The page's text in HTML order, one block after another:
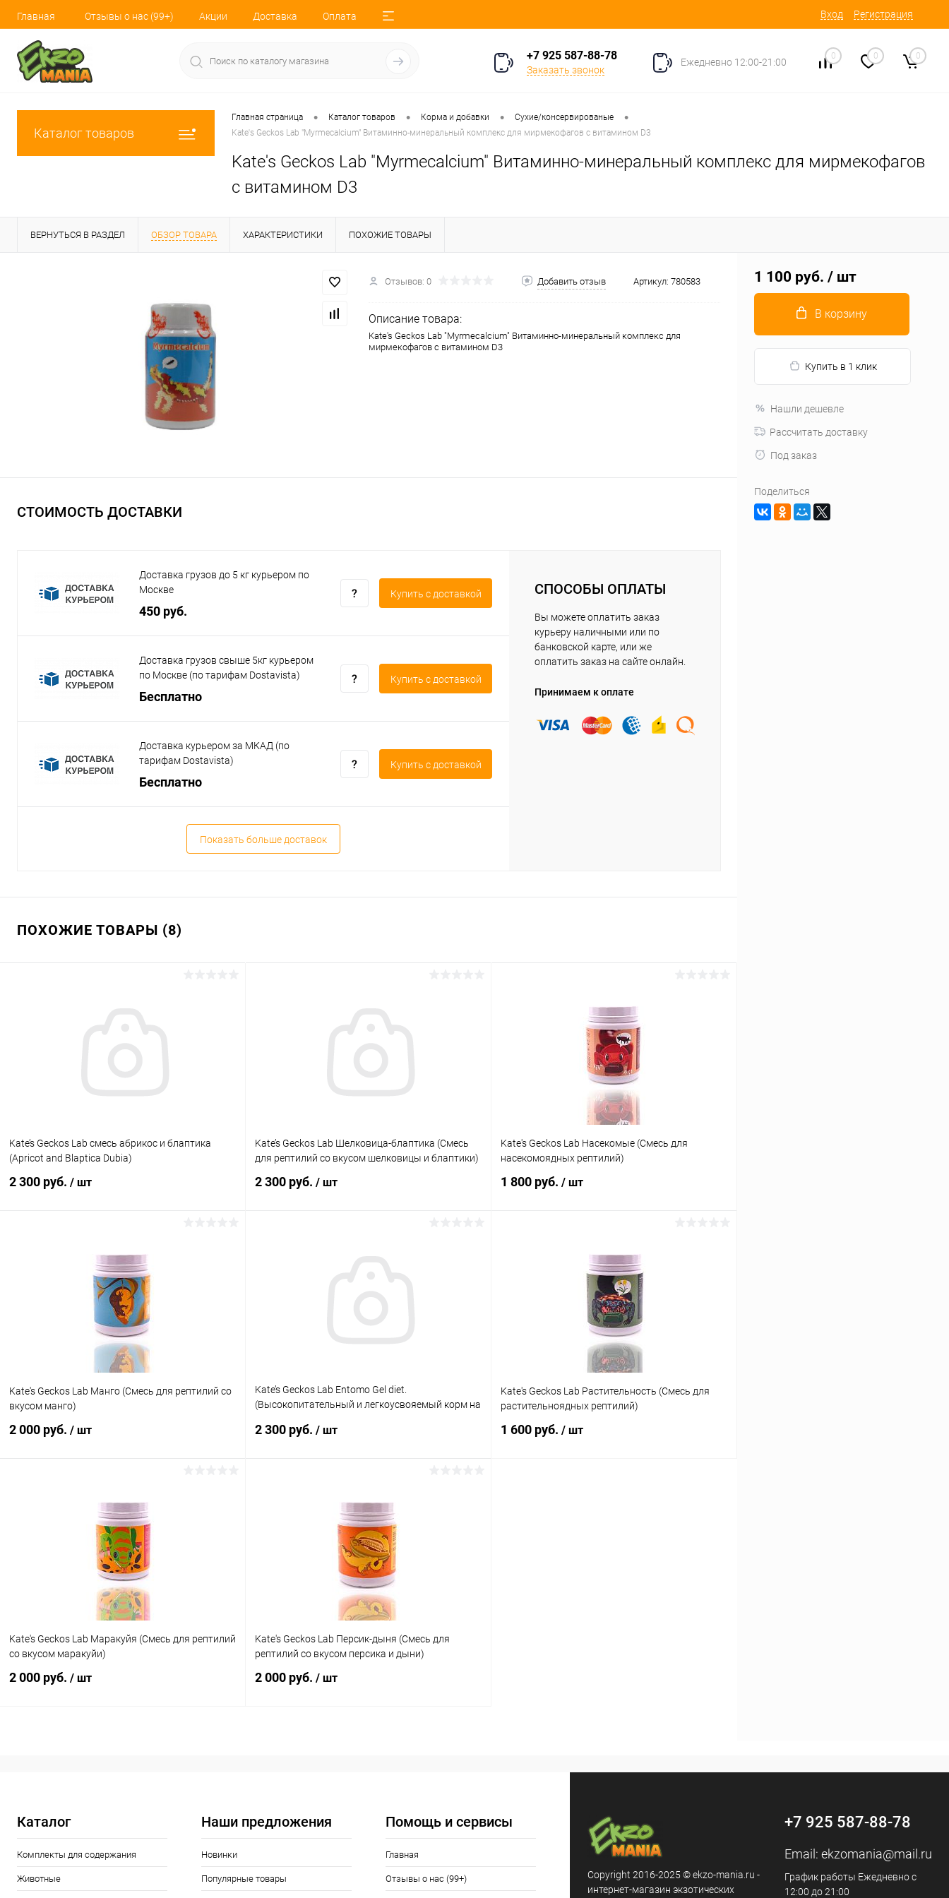
Главная Отзывы о нас (99+) Акции Доставка Оплата Вход Регистрация
+7 925 587-88-78
Заказать звонок
Ежедневно 12:00-21:00
0 0 0
Каталог товаров
Главная страница • Каталог товаров • Корма и добавки • Сухие/консервированые •
Kate's Geckos Lab "Myrmecalcium" Витаминно-минеральный комплекс для мирмекофагов с витамином D3
Kate's Geckos Lab "Myrmecalcium" Витаминно-минеральный комплекс для мирмекофагов
с витамином D3
ВЕРНУТЬСЯ В РАЗДЕЛ ОБЗОР ТОВАРА ХАРАКТЕРИСТИКИ ПОХОЖИЕ ТОВАРЫ
Отзывов: 0 Добавить отзыв Артикул: 780583
Описание товара:
Kate's Geckos Lab "Myrmecalcium" Витаминно-минеральный комплекс для
мирмекофагов с витамином D3
СТОИМОСТЬ ДОСТАВКИ
Доставка грузов до 5 кг курьером по
Москве
450 руб.
Купить c доставкой
Доставка грузов свыше 5кг курьером
по Москве (по тарифам Dostavista)
Бесплатно
Купить c доставкой
Доставка курьером за МКАД (по
тарифам Dostavista)
Бесплатно
Купить c доставкой
Показать больше доставок
СПОСОБЫ ОПЛАТЫ
Вы можете оплатить заказ
курьеру наличными или по
банковской карте, или же
оплатить заказ на сайте онлайн.
Принимаем к оплате
ПОХОЖИЕ ТОВАРЫ (8)
Kate’s Geckos Lab смесь абрикос и блаптика
(Apricot and Blaptica Dubia)
2 300 руб. / шт
Сравнение
Kate’s Geckos Lab Шелковица-блаптика (Смесь
для рептилий со вкусом шелковицы и блаптики)
2 300 руб. / шт
Kate's Geckos Lab Насекомые (Смесь для
насекомоядных рептилий)
1 800 руб. / шт
Сравнение
Kate's Geckos Lab Манго (Смесь для рептилий со
вкусом манго)
2 000 руб. / шт
Сравнение
Kate’s Geckos Lab Entomo Gel diet.
(Высокопитательный и легкоусвояемый корм на
2 300 руб. / шт
Сравнение
В наличии
Kate's Geckos Lab Растительность (Смесь для
растительноядных рептилий)
1 600 руб. / шт
Kate's Geckos Lab Маракуйя (Смесь для рептилий
со вкусом маракуйи)
2 000 руб. / шт
Kate's Geckos Lab Персик-дыня (Смесь для
рептилий со вкусом персика и дыни)
2 000 руб. / шт
1 100 руб. / шт
В корзину
Купить в 1 клик
Нашли дешевле
Рассчитать доставку
Под заказ
Поделиться
Каталог
Комплекты для содержания
Животные
Наши предложения
Новинки
Популярные товары
Помощь и сервисы
Главная
Отзывы о нас (99+)
Copyright 2016-2025 © ekzo-mania.ru -
интернет-магазин экзотических
+7 925 587-88-78
Email: ekzomania@mail.ru
График работы Ежедневно с
12:00 до 21:00